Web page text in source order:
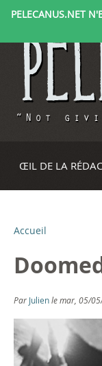
PELECANUS.NET
ŒIL DE LA
V
o
u
s
ê
Accueil
Par Julienle mar, 05/